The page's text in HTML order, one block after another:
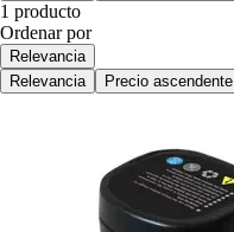
1 producto
Ordenar por
Relevancia
Relevancia
Precio ascendente